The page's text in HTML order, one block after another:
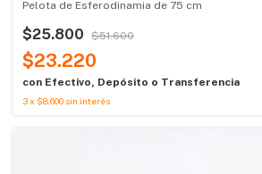
Pelota de Esferodinamia de 75 cm
$25.800 $51.600
$23.220
con Efectivo, Depósito o Transferencia
3x $8.600 sin interés